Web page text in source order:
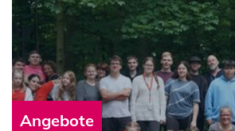
Angebote